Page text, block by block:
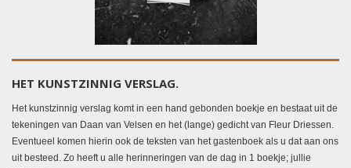
HET KUNSTZINNIG VERSLAG.
Het kunstzinnig verslag komt in een hand gebonden boekje en bestaat uit de
tekeningen van Daan van Velsen en het (lange) gedicht van Fleur Driessen.
Eventueel komen hierin ook de teksten van het gastenboek als u dat aan ons
uit besteed. Zo heeft u alle herinneringen van de dag in 1 boekje; jullie